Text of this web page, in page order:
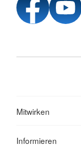
Mitwirken
Informieren